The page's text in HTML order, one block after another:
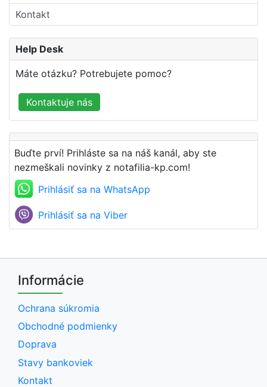
Kontakt
Help Desk
Máte otázku? Potrebujete pomoc?
Kontaktuje nás
Buďte prví! Prihláste sa na náš kanál, aby ste
nezmeškali novinky z notafilia-kp.com!
Prihlásiť sa na WhatsApp
Prihlásiť sa na Viber
Informácie
Ochrana súkromia
Obchodné podmienky
Doprava
Stavy bankoviek
Kontakt